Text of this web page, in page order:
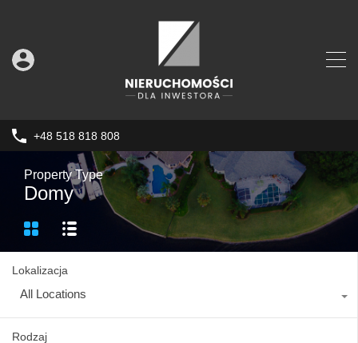
+48 518 818 808
Property Type
Domy
Lokalizacja
All Locations
Rodzaj